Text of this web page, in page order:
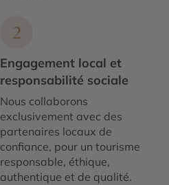
2
Engagement local et
responsabilité sociale
Nous collaborons
exclusivement avec des
partenaires locaux de
confiance, pour un tourisme
responsable, éthique,
authentique et de qualité.